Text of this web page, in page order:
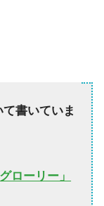
て書いていま
ローリー」